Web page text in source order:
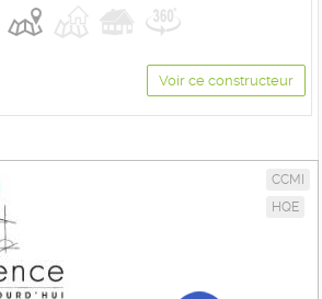
Voir ce constructeur
CCMI
HQE